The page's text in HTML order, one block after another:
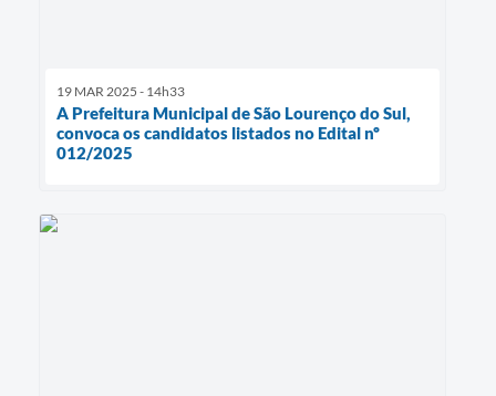
19 MAR 2025 - 14h33
A Prefeitura Municipal de São Lourenço do Sul,
convoca os candidatos listados no Edital nº
012/2025